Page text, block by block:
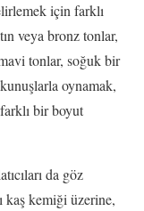
için farklı
veya bronz tonlar,
tonlar, soğuk bir
oynamak,
farklı bir boyut
da göz
kaş kemiği üzerine,